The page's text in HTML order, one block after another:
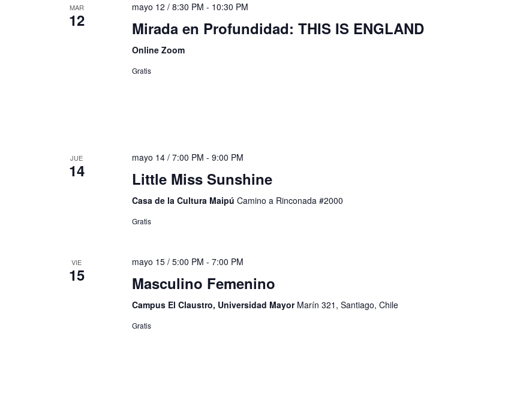
MAR
12
mayo 12 / 8:30 PM - 10:30 PM
Mirada en Profundidad: THIS IS ENGLAND
Online Zoom
Gratis
JUE
14
mayo 14 / 7:00 PM - 9:00 PM
Little Miss Sunshine
Casa de la Cultura Maipú Camino a Rinconada #2000
Gratis
VIE
15
mayo 15 / 5:00 PM - 7:00 PM
Masculino Femenino
Campus El Claustro, Universidad Mayor Marín 321, Santiago, Chile
Gratis